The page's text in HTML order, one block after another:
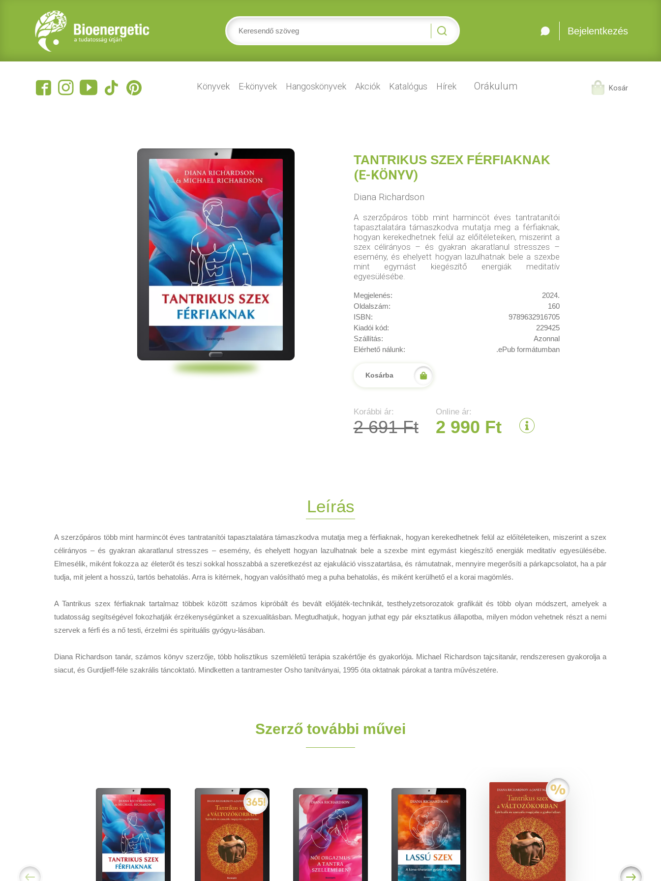
Bejelentkezés
Könyvek E-könyvek Hangoskönyvek Akciók Katalógus Hírek Orákulum Kosár
TANTRIKUS SZEX FÉRFIAKNAK
(E-KÖNYV)
Diana Richardson
A szerzőpáros több mint harmincöt éves tantratanítói
tapasztalatára támaszkodva mutatja meg a férfiaknak,
hogyan kerekedhetnek felül az előítéleteiken, miszerint a
szex célirányos – és gyakran akaratlanul stresszes –
esemény, és ehelyett hogyan lazulhatnak bele a szexbe
mint egymást kiegészítő energiák meditatív
egyesülésébe.
Megjelenés:
2024.
Oldalszám:
160
ISBN:
9789632916705
Kiadói kód:
229425
Szállítás:
Azonnal
Elérhető nálunk:
.ePub formátumban
Kosárba
Korábbi ár:
2 691 Ft
Online ár:
2 990 Ft
Leírás
A szerzőpáros több mint harmincöt éves tantratanítói tapasztalatára támaszkodva mutatja meg a férfiaknak, hogyan kerekedhetnek felül az előítéleteiken, miszerint a szex
célirányos – és gyakran akaratlanul stresszes – esemény, és ehelyett hogyan lazulhatnak bele a szexbe mint egymást kiegészítő energiák meditatív egyesülésébe.
Elmesélik, miként fokozza az életerőt és teszi sokkal hosszabbá a szeretkezést az ejakuláció visszatartása, és rámutatnak, mennyire megerősíti a párkapcsolatot, ha a pár
tudja, mit jelent a hosszú, tartós behatolás. Arra is kitérnek, hogyan valósítható meg a puha behatolás, és miként kerülhető el a korai magömlés.
A Tantrikus szex férfiaknak tartalmaz többek között számos kipróbált és bevált előjáték-technikát, testhelyzetsorozatok grafikáit és több olyan módszert, amelyek a
tudatosság segítségével fokozhatják érzékenységünket a szexualitásban. Megtudhatjuk, hogyan juthat egy pár eksztatikus állapotba, milyen módon vehetnek részt a nemi
szervek a férfi és a nő testi, érzelmi és spirituális gyógyu-lásában.
Diana Richardson tanár, számos könyv szerzője, több holisztikus szemléletű terápia szakértője és gyakorlója. Michael Richardson tajcsitanár, rendszeresen gyakorolja a
siacut, és Gurdjieff-féle szakrális táncoktató. Mindketten a tantramester Osho tanítványai, 1995 óta oktatnak párokat a tantra művészetére.
Szerző további művei